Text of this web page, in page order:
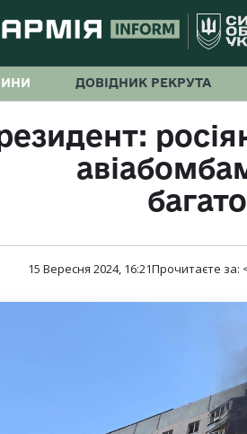
ДОВІДНИК РЕКРУТА
15 Вересня 2024, 16:21Прочитаєте за: